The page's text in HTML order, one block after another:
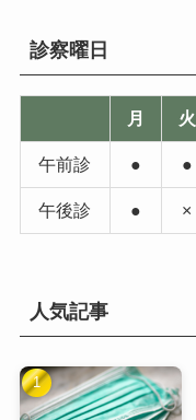
診察曜日
月 火
午前診 ● ●
午後診 ● ×
人気記事